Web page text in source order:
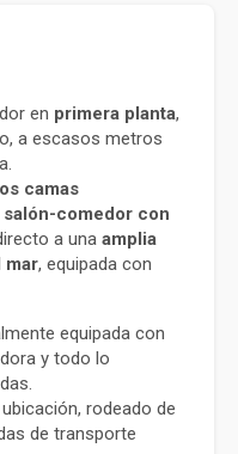
en primera planta,
a escasos metros
camas
salón-comedor con
a una amplia
mar, equipada con
equipada con
y todo lo
rodeado de
de transporte